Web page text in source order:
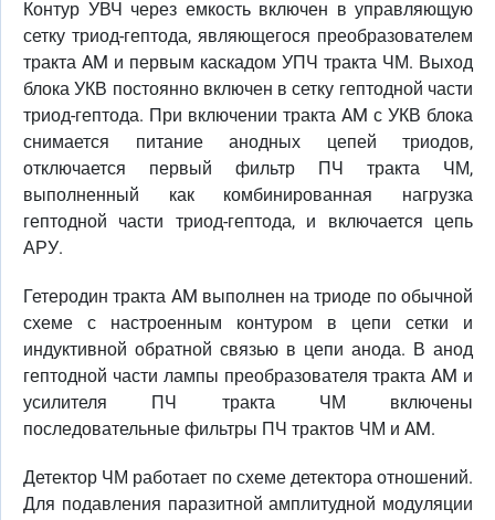
Контур УВЧ через емкость включен в управляющую
сетку триод-гептода, являющегося преобразователем
тракта AM и первым каскадом УПЧ тракта ЧМ. Выход
блока УКВ постоянно включен в сетку гептодной части
триод-гептода. При включении тракта AM с УКВ блока
снимается питание анодных цепей триодов,
отключается первый фильтр ПЧ тракта ЧМ,
выполненный как комбинированная нагрузка
гептодной части триод-гептода, и включается цепь
АРУ.
Гетеродин тракта AM выполнен на триоде по обычной
схеме с настроенным контуром в цепи сетки и
индуктивной обратной связью в цепи анода. В анод
гептодной части лампы преобразователя тракта AM и
усилителя ПЧ тракта ЧМ включены
последовательные фильтры ПЧ трактов ЧМ и AM.
Детектор ЧМ работает по схеме детектора отношений.
Для подавления паразитной амплитудной модуляции